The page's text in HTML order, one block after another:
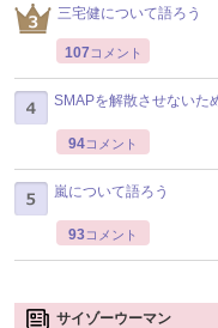
三宅健について語ろう
107 コメント
SMAPを解散させないた
94コメント
嵐について語ろう
93コメント
サイゾーウーマン